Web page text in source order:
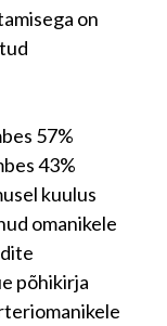
on
57%
43%
kuulus
omanikele
põhikirja